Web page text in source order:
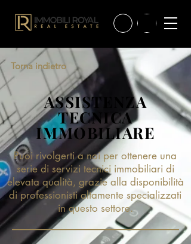
Torna indietro
ASSISTENZA
TECNICA
IMMOBILIARE
Puoi rivolgerti a noi per ottenere una
serie di servizi tecnici immobiliari di
elevata qualità, grazie alla disponibilità
di professionisti altamente specializzati
in questo settore.